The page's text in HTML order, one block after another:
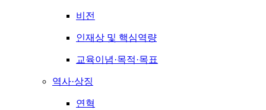
비전
인재상 및 핵심역량
교육이념·목적·목표
역사·상징
연혁